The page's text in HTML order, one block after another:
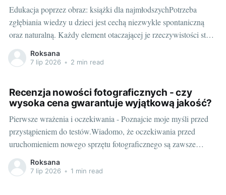
Edukacja poprzez obraz: książki dla najmłodszychPotrzeba
zgłębiania wiedzy u dzieci jest cechą niezwykle spontaniczną
oraz naturalną. Każdy element otaczającej je rzeczywistości staje
się swoisto oknem na świat pełen tajemnic do odkrycia. Jednym
ze skutecznych narzędzi stymulujących procesy edukacyjne u
Roksana
7 lip 2026 • 2 min read
Recenzja nowości fotograficznych - czy
wysoka cena gwarantuje wyjątkową jakość?
Pierwsze wrażenia i oczekiwania - Poznajcie moje myśli przed
przystąpieniem do testów.Wiadomo, że oczekiwania przed
uruchomieniem nowego sprzętu fotograficznego są zawsze
wielkie, zwłaszcza gdy jest to produkt tak uznanej marki jak
Sony. Jednak czy cena za nowego sony a7r v w końcu
Roksana
7 lip 2026 • 1 min read